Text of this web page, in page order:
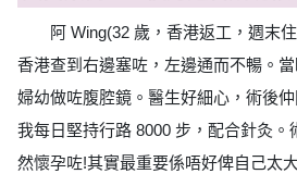
阿 Wing(32 歲，香港返工，週末
香港查到右邊塞咗，左邊通而不暢。
婦幼做咗腹腔鏡。醫生好細心，術後
我每日堅持行路 8000 步，配合針灸。
然懷孕咗!其實最重要係唔好俾自己太